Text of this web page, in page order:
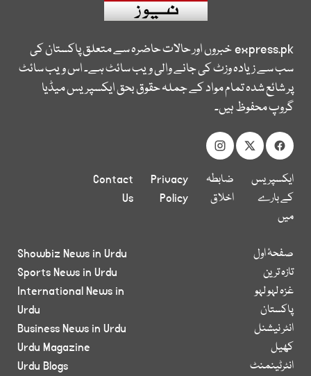
express.pkخبروں اور حالات حاضرہ سے متعلق پاکستان کی
سب سے زیادہ وزٹ کی جانے والی ویب سائٹ ہے۔ اس ویب سائٹ
پر شائع شدہ تمام مواد کے جملہ حقوق بحق ایکسپریس میڈیا
گروپ محفوظ ہیں۔
ایکسپریس
کے بارے
میں
ضابطہ
اخلاق
Privacy
Policy
Contact
Us
صفحۂ اول
تازہ ترین
غزہ لہو لہو
پاکستان
انٹر نیشنل
کھیل
انٹرٹینمنٹ
Showbiz News in Urdu
Sports News in Urdu
International News in
Urdu
Business News in Urdu
Urdu Magazine
Urdu Blogs